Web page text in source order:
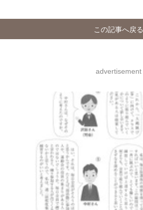
この記事へ戻る
advertisement